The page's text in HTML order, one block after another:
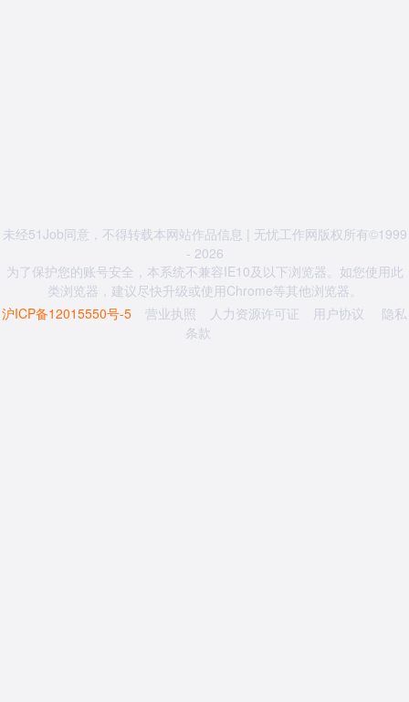
未经51Job同意，不得转载本网站作品信息 | 无忧工作网版权所有©1999
- 2026
为了保护您的账号安全，本系统不兼容IE10及以下浏览器。如您使用此
类浏览器，建议尽快升级或使用Chrome等其他浏览器。
沪ICP备12015550号-5
营业执照 人力资源许可证 用户协议
隐私
条款